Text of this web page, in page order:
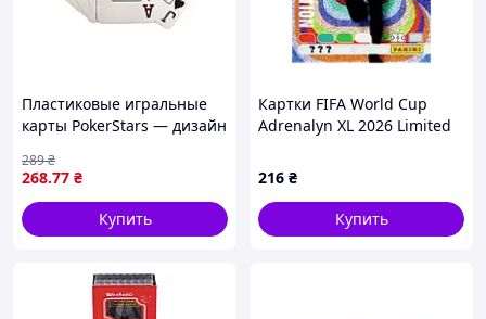
Пластиковые игральные
карты PokerStars — дизайн
268.77 ₴
289₴
Купить
Картки FIFA World Cup
Adrenalyn XL 2026 Limited
Panini
216 ₴
Купить